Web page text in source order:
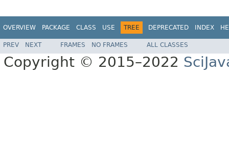
OVERVIEW PACKAGE CLASS USE TREE DEPRECATED INDEX
PREV NEXT FRAMES NO FRAMES ALL CLASSES
Copyright © 2015–2022